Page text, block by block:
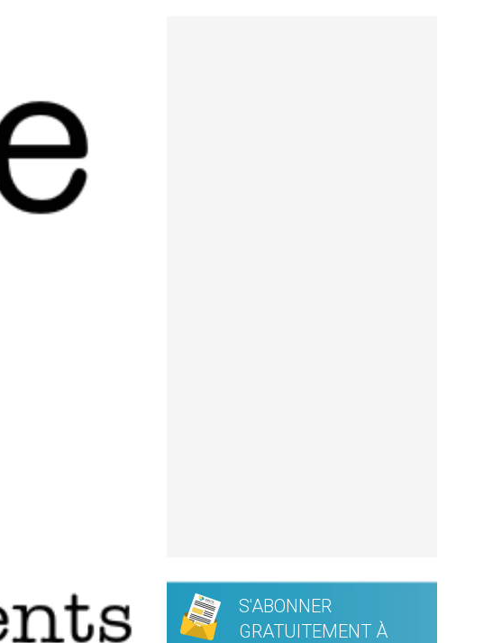
S'ABONNER
GRATUITEMENT À